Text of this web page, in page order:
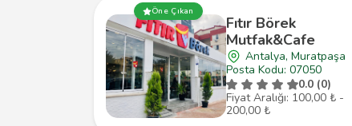
Öne Çıkan
Fıtır Börek
Mutfak&Cafe
Antalya, Muratpaşa
Posta Kodu: 07050
0.0 (0)
Fiyat Aralığı: 100,00 ₺ -
200,00 ₺